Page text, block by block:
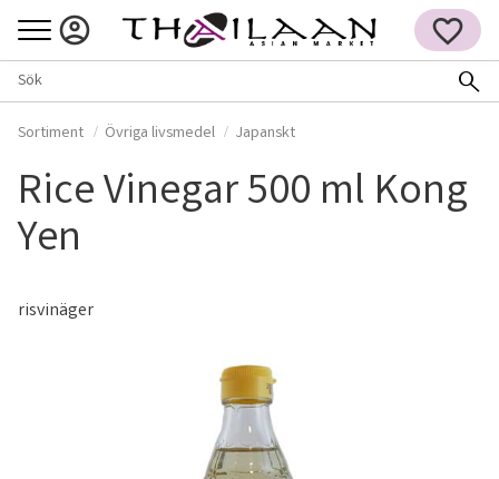
FAVORITER
Sortiment Övriga livsmedel Japanskt
Rice Vinegar 500 ml Kong
Yen
risvinäger